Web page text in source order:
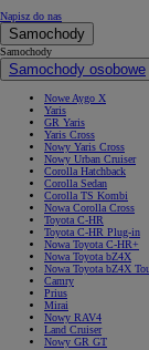
Napisz do nas
Samochody
Samochody
Samochody osobowe
Nowe Aygo X
Yaris
GR Yaris
Yaris Cross
Nowy Yaris Cross
Nowy Urban Cruiser
Corolla Hatchback
Corolla Sedan
Corolla TS Kombi
Nowa Corolla Cross
Toyota C-HR
Toyota C-HR Plug-in
Nowa Toyota C-HR+
Nowa Toyota bZ4X
Nowa Toyota bZ4X
Camry
Prius
Mirai
Nowy RAV4
Land Cruiser
Nowy GR GT